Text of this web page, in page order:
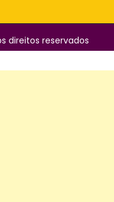
direitos reservados